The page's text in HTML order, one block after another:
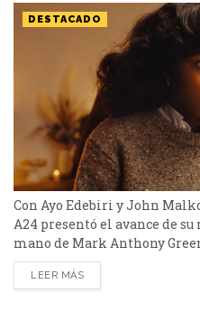
DESTACADO
Con Ayo Edebiri y John
A24 presentó el avance de su
mano de Mark Anthony
de director de un film y con
se viene una nueva película
LEER MÁS